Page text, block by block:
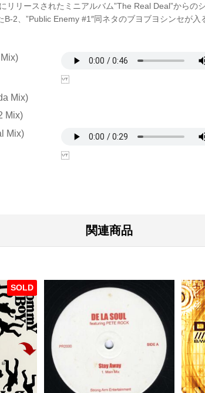
リリースされたミニアルバム”The Real Deal”からの
B-2、”Public Enemy #1″同ネタのブヨブヨシンセが
Mix)
Mix)
Mix)
関連商品
SOLD